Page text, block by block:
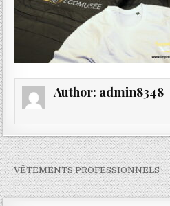
Author: admin8348
Navigation
de
← VÊTEMENTS PROFESSIONNELS